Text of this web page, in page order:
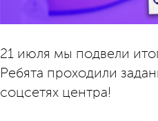
21 июля мы подвели
Ребята проходили
соцсетях центра!